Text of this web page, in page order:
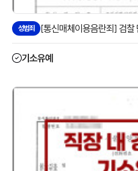
성범죄 [통신매체이용음란죄] 검찰
기소유예